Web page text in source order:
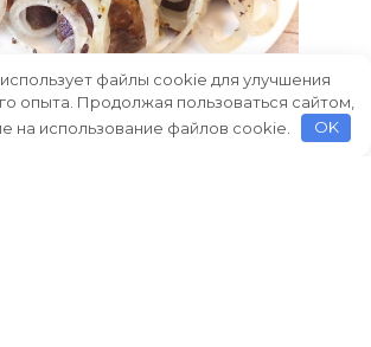
духовке на луковой
рецепт с фото пошагово и
файлы cookie для улучшения
опыта. Продолжая пользоваться сайтом,
на использование файлов cookie.
OK